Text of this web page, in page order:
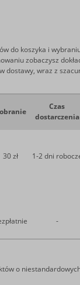
do koszyka i
zobaczysz
dostawy, wraz z
Czas
dostarczenia
30 zł 1-2 dni
-
o